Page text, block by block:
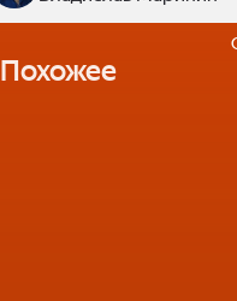
Похожее